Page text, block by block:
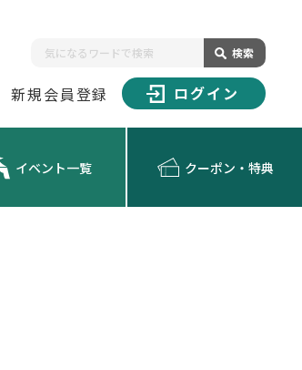
検索
新規会員登録 ログイン
イベント一覧 クーポン・特典